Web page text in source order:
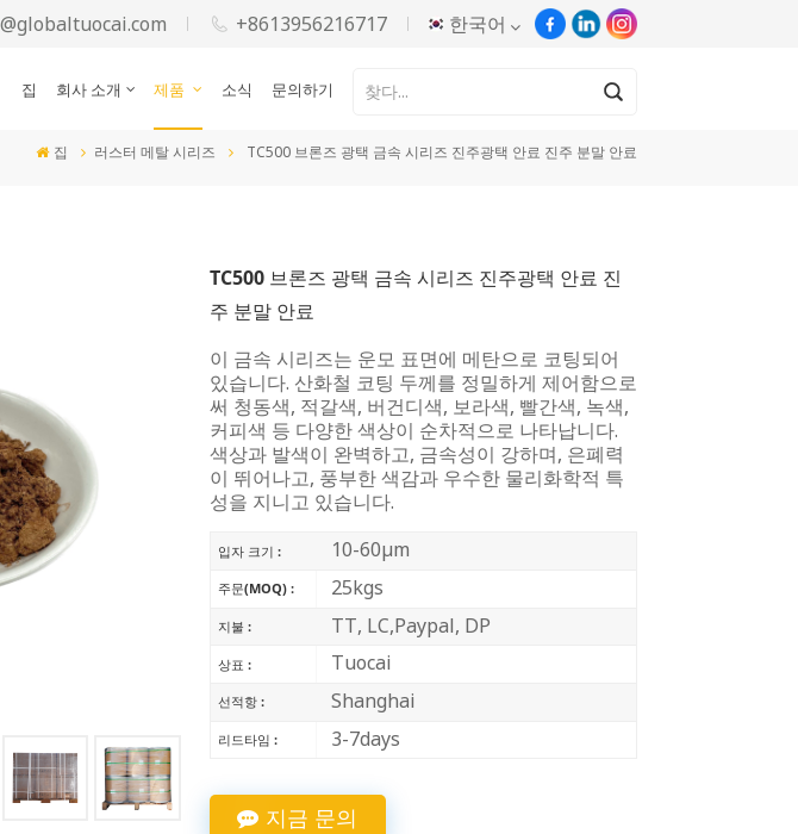
+8613956216717 한국어
Português
Türkçe
Tiếng Việt
집 회사 소개 제품 소식 문의하기
집 러스터 메탈 시리즈 TC500 브론즈 광택 금속 시리즈 진주광택 안료 진주 분말 안료
TC500 브론즈 광택 금속 시리즈 진주광택 안료 진
주 분말 안료
이 금속 시리즈는 운모 표면에 메탄으로 코팅되어
있습니다. 산화철 코팅 두께를 정밀하게 제어함으로
써 청동색, 적갈색, 버건디색, 보라색, 빨간색, 녹색,
커피색 등 다양한 색상이 순차적으로 나타납니다.
색상과 발색이 완벽하고, 금속성이 강하며, 은폐력
이 뛰어나고, 풍부한 색감과 우수한 물리화학적 특
성을 지니고 있습니다.
입자 크기 : 10-60μm
주문(MOQ) : 25kgs
지불 : TT, LC,Paypal, DP
상표 : Tuocai
선적항 : Shanghai
리드타임 : 3-7days
지금 문의